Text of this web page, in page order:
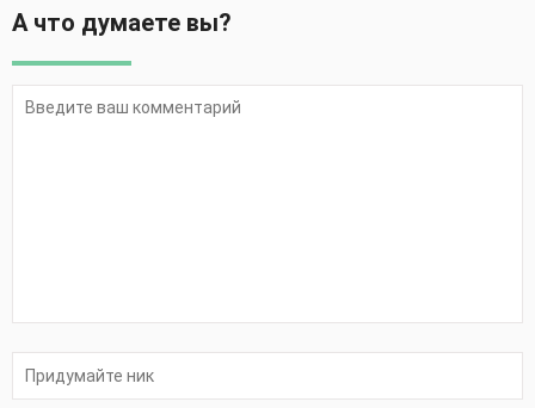
А что думаете вы?